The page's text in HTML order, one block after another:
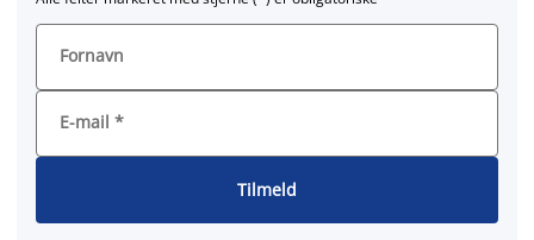
Fornavn
E-mail *
Tilmeld